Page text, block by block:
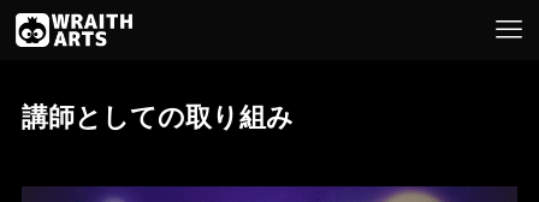
講師としての取り組み